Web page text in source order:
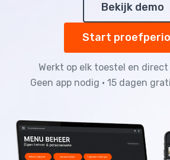
Start
Bekijk demo
Werkt op elk toestel en
Geen app nodig • 15 dagen